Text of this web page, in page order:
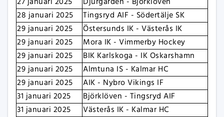
28 januari 2025
Tingsryd AIF - Södertälje SK
29 januari 2025
Östersunds IK - Västerås IK
29 januari 2025
Mora IK - Vimmerby Hockey
29 januari 2025
BIK Karlskoga - IK Oskarshamn
29 januari 2025
Almtuna IS - Kalmar HC
29 januari 2025
AIK - Nybro Vikings IF
31 januari 2025
Björklöven - Tingsryd AIF
31 januari 2025
Västerås IK - Kalmar HC